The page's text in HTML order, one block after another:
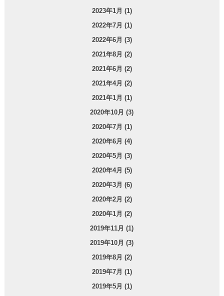
2023年1月 (1)
2022年7月 (1)
2022年6月 (3)
2021年8月 (2)
2021年6月 (2)
2021年4月 (2)
2021年1月 (1)
2020年10月 (3)
2020年7月 (1)
2020年6月 (4)
2020年5月 (3)
2020年4月 (5)
2020年3月 (6)
2020年2月 (2)
2020年1月 (2)
2019年11月 (1)
2019年10月 (3)
2019年8月 (2)
2019年7月 (1)
2019年5月 (1)